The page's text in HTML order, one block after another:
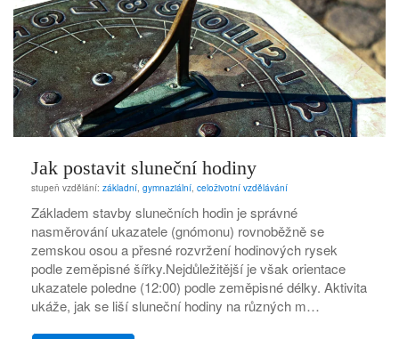
Jak postavit sluneční hodiny
stupeň vzdělání: základní, gymnaziální, celoživotní vzdělávání
Základem stavby slunečních hodin je správné
nasměrování ukazatele (gnómonu) rovnoběžně se
zemskou osou a přesné rozvržení hodinových rysek
podle zeměpisné šířky.Nejdůležitější je však orientace
ukazatele poledne (12:00) podle zeměpisné délky. Aktivita
ukáže, jak se liší sluneční hodiny na různých m…